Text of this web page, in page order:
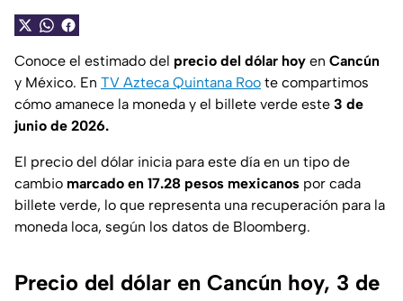
Conoce el estimado del precio del dólar hoy en Cancún
y México. En TV Azteca Quintana Roo te compartimos
cómo amanece la moneda y el billete verde este 3 de
junio de 2026.
El precio del dólar inicia para este día en un tipo de
cambio marcado en 17.28 pesos mexicanos por cada
billete verde, lo que representa una recuperación para la
moneda loca, según los datos de Bloomberg.
Precio del dólar en Cancún hoy, 3 de